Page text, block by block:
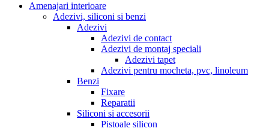
Amenajari interioare
Adezivi, siliconi si benzi
Adezivi
Adezivi de contact
Adezivi de montaj speciali
Adezivi tapet
Adezivi pentru mocheta, pvc, linoleum
Benzi
Fixare
Reparatii
Siliconi si accesorii
Pistoale silicon